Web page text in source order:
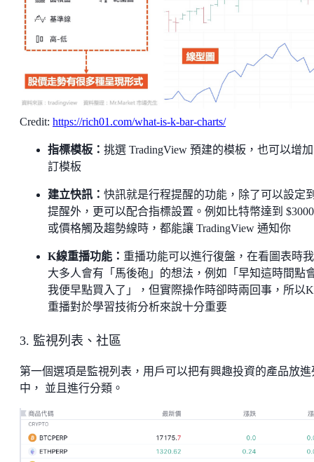
Credit: https://rich01.com/what-is-k-bar-charts/
指標模板： 挑選 TradingView 預建的模板，也可以增
訂模板
建立快訊： 快訊就是行程提醒的功能，除了可以設定
提醒外，更可以配合指標設置。例如比特幣達到
或價格觸及趨勢線時，都能讓 TradingView 通知你
K線重播功能： 重播功能可以進行復盤，在看圖表時
大多人會有「馬後砲」的想法，例如「早知這時間點
我便早點買入了」，但實際操作時卻時兩回事，所以
重播對於學習技術分析來說十分重要
3. 監視列表、社區
第一個選項是監視列表，用戶可以把有興趣投資的產品放進
中， 並且進行分類。